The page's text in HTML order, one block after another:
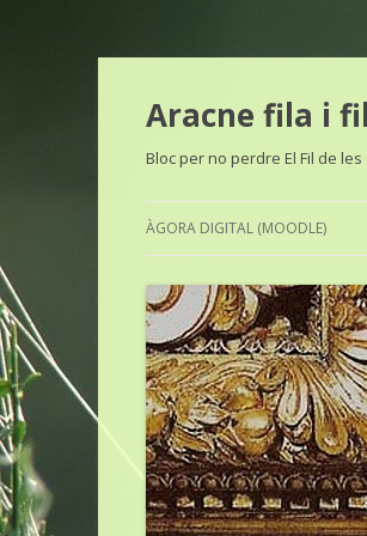
Aracne fila i
Bloc per no perdre El Fil de
ÀGORA DIGITAL (MOODLE)